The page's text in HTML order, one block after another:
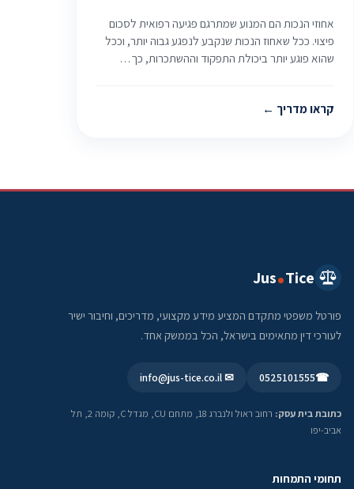
אחוזי הנכות הם המנוע שמתרגם פגיעה רפואית לסכום
פיצוי. ככל שאחוז הנכות שנקבע לנפגע גבוה יותר, וככל
שהוא פוגע יותר ביכולת התפקוד וההשתכרות, כך…
קראו מדריך
Jus Tice
פורטל משפטי מתקדם המציע מידע מקצועי, מדריכים, וחיבור ישיר
לעורכי דין מתאימים בישראל, הכל בממשק אחד.
☎
0525101555
✉ info@jus-tice.co.il
כתובת בית עסק:
רחוב ראול ולנברג 18, מתחם CU, מגדל C, קומה 2, תל
אביב-יפו
תחומי התמחות